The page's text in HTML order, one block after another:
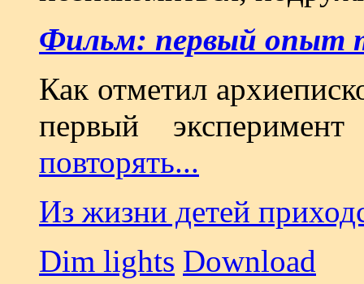
Фильм: первый опыт
Как отметил
первый
повторять...
Из жизни детей
Dim lights Download